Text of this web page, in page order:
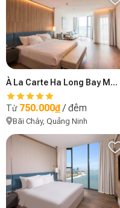
À La Carte Ha Long Bay Managed by Anstay - B2401
Từ 750.000₫/ đêm
Bãi Cháy, Quảng Ninh